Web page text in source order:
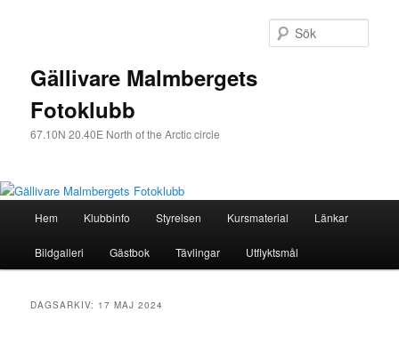
Gällivare Malmbergets
Fotoklubb
67.10N 20.40E North of the Arctic circle
Hoppa
till
Hoppa
till
Hem Klubbinfo Styrelsen Kursmaterial Länkar
Bildgalleri Gästbok Tävlingar Utflyktsmål
DAGSARKIV: 17 MAJ 2024